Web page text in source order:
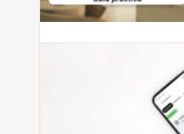
necesita tu
¿Cuántos packs de